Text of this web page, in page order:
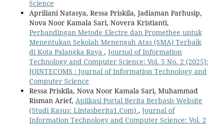
Science
Apriliani Natasya, Ressa Priskila, Jadiaman Parhusip,
Nova Noor Kamala Sari, Novera Kristianti,
Perbandingan Metode Electre dan Promethee untuk
Menentukan Sekolah Menengah Atas (SMA) Terbaik
di Kota Palangka Raya , Journal of Information
Technology and Computer Science: Vol. 5 No. 2 (2025):
JOINTECOMS : Journal of Information Technology and
Computer Science
Ressa Priskila, Nova Noor Kamala Sari, Muhammad
Risman Arief, Aplikasi Portal Berita Berbasis Website
(Studi Kasus: Lintasberita1.Com) , Journal of
Information Technology and Computer Science: Vol. 2